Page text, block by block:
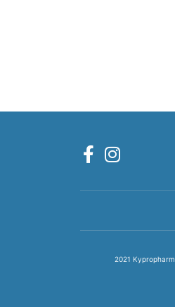
2021 Kypropharm